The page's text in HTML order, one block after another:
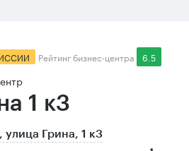
Рейтинг бизнес-центра 6.5
1 к3
улица Грина, 1 к3